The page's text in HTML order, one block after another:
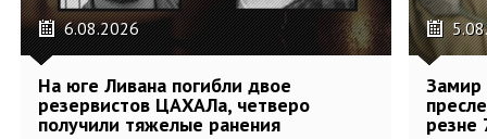
6.08.2026
На юге Ливана погибли двое
резервистов ЦАХАЛа, четверо
получили тяжелые ранения
Замир
резне